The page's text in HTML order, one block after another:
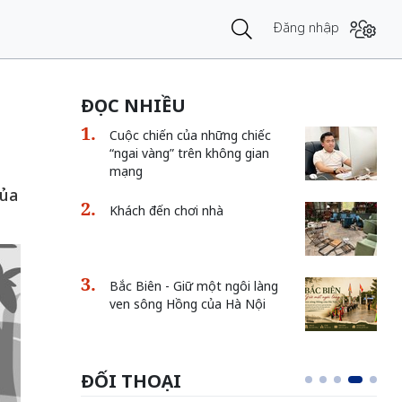
Đăng nhập
ĐỌC NHIỀU
Cuộc chiến của những chiếc
“ngai vàng” trên không gian
mạng
Khách đến chơi nhà
Bắc Biên - Giữ một ngôi làng
ven sông Hồng của Hà Nội
ĐỐI THOẠI